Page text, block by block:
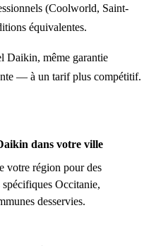
(Coolworld, Saint-
équivalentes.
Daikin, même garantie
— à un tarif plus compétitif.
dans votre ville
votre région pour des
Occitanie,
desservies.